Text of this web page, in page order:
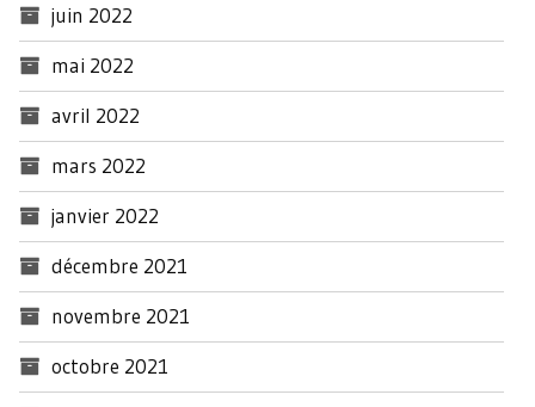
juin 2022
mai 2022
avril 2022
mars 2022
janvier 2022
décembre 2021
novembre 2021
octobre 2021